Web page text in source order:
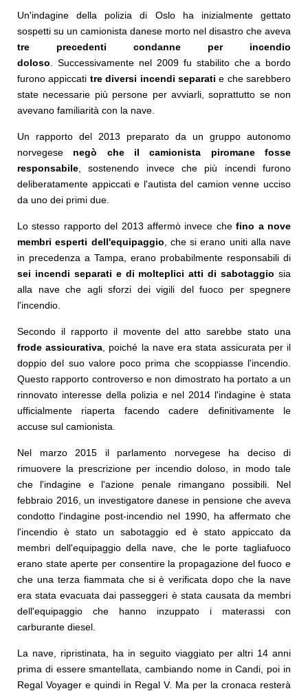
Un'indagine della polizia di Oslo ha inizialmente gettato
sospetti su un camionista danese morto nel disastro che aveva
tre precedenti condanne per incendio
doloso . Successivamente nel 2009 fu stabilito che a bordo
furono appiccati tre diversi incendi separati e che sarebbero
state necessarie più persone per avviarli, soprattutto se non
avevano familiarità con la nave.
Un rapporto del 2013 preparato da un gruppo autonomo
norvegese negò che il camionista piromane fosse
responsabile , sostenendo invece che più incendi furono
deliberatamente appiccati e l'autista del camion venne ucciso
da uno dei primi due.
Lo stesso rapporto del 2013 affermò invece chefino a nove
membri esperti dell'equipaggio , che si erano uniti alla nave
in precedenza a Tampa, erano probabilmente responsabili di
sei incendi separati e di molteplici atti di sabotaggio sia
alla nave che agli sforzi dei vigili del fuoco per spegnere
l'incendio.
Secondo il rapporto il movente del atto sarebbe stato una
frode assicurativa , poiché la nave era stata assicurata per il
doppio del suo valore poco prima che scoppiasse l'incendio.
Questo rapporto controverso e non dimostrato ha portato a un
rinnovato interesse della polizia e nel 2014 l'indagine è stata
ufficialmente riaperta facendo cadere definitivamente le
accuse sul camionista.
Nel marzo 2015 il parlamento norvegese ha deciso di
rimuovere la prescrizione per incendio doloso, in modo tale
che l'indagine e l'azione penale rimangano possibili. Nel
febbraio 2016, un investigatore danese in pensione che aveva
condotto l'indagine post-incendio nel 1990, ha affermato che
l'incendio è stato un sabotaggio ed è stato appiccato da
membri dell'equipaggio della nave, che le porte tagliafuoco
erano state aperte per consentire la propagazione del fuoco e
che una terza fiammata che si è verificata dopo che la nave
era stata evacuata dai passeggeri è stata causata da membri
dell'equipaggio che hanno inzuppato i materassi con
carburante diesel.
La nave, ripristinata, ha in seguito viaggiato per altri 14 anni
prima di essere smantellata, cambiando nome in Candi, poi in
Regal Voyager e quindi in Regal V. Ma per la cronaca resterà